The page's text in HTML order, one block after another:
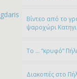
Βίντεο από το
ψαροχώρι
To … “κρυφό”
Διακοπές στο